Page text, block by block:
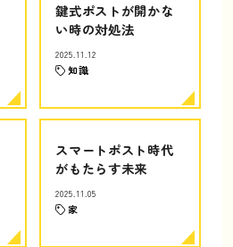
鍵式ポストが開かな
い時の対処法
2025.11.12
知識
スマートポスト時代
がもたらす未来
2025.11.05
家